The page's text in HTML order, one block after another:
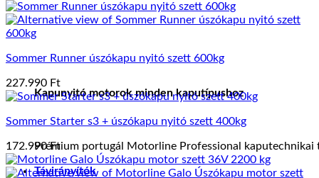
Kapunyitó motorok minden kaputípushoz
Prémium portugál Motorline Professional kaputechnikai
Távirányítók
Sommer Runner úszókapu nyitó szett 600kg
227.990 Ft
Sommer Starter s3 + úszókapu nyitó szett 400kg
172.990Ft